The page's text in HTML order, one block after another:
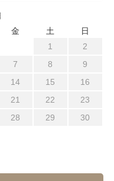
金 土
日
1
2
7 8
9
14 15
16
21 22
23
28 29
30